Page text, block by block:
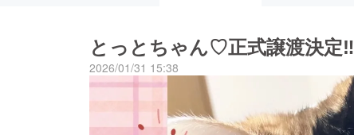
とっとちゃん♡正式譲渡決定‼︎
2026/01/31 15:38